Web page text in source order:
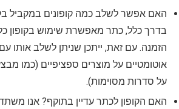
האם אפשר לשלב כמה קופונים במקביל
בדרך כלל, כתר מאפשרת שימוש בקופון
הזמנה. עם זאת, ייתכן שניתן לשלב אותו
אוטומטיים על מוצרים ספציפיים (כמו
על סדרות מסוימות).
האם הקופון לכתר עדיין בתוקף? אנו